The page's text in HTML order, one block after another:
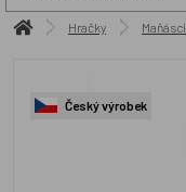
Hračky Maňásci
Český výrobek